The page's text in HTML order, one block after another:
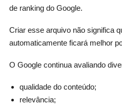
de ranking do Google.
Criar esse arquivo não significa
automaticamente ficará melhor
O Google continua avaliando
qualidade do conteúdo;
relevância;